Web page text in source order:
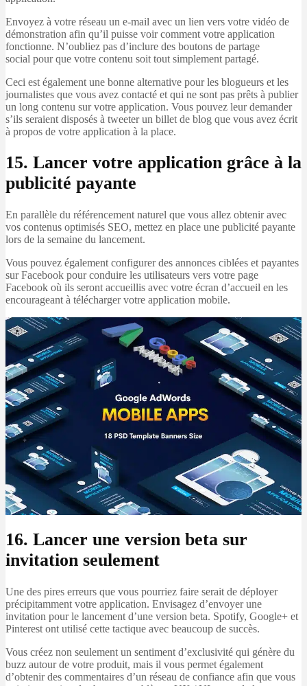
Envoyez à votre réseau un e-mail avec un lien vers votre vidéo de
démonstration afin qu’il puisse voir comment votre application
fonctionne. N’oubliez pas d’inclure des boutons de partage
social pour que votre contenu soit tout simplement partagé.
Ceci est également une bonne alternative pour les blogueurs et les
journalistes que vous avez contacté et qui ne sont pas prêts à publier
un long contenu sur votre application. Vous pouvez leur demander
s’ils seraient disposés à tweeter un billet de blog que vous avez écrit
à propos de votre application à la place.
15. Lancer votre application grâce à la
publicité payante
En parallèle du référencement naturel que vous allez obtenir avec
vos contenus optimisés SEO, mettez en place une publicité payante
lors de la semaine du lancement.
Vous pouvez également configurer des annonces ciblées et payantes
sur Facebook pour conduire les utilisateurs vers votre page
Facebook où ils seront accueillis avec votre écran d’accueil en les
encourageant à télécharger votre application mobile.
16. Lancer une version beta sur
invitation seulement
Une des pires erreurs que vous pourriez faire serait de déployer
précipitamment votre application. Envisagez d’envoyer une
invitation pour le lancement d’une version beta. Spotify, Google+ et
Pinterest ont utilisé cette tactique avec beaucoup de succès.
Vous créez non seulement un sentiment d’exclusivité qui génère du
buzz autour de votre produit, mais il vous permet également
d’obtenir des commentaires d’un réseau de confiance afin que vous